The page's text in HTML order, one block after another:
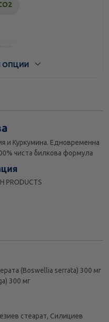
ОПЦИИ
и Куркумина. Едновременна
чиста билкова формула
PRODUCTS
(Boswellia serrata) 300 мг
300 мг
стеарат, Силициев